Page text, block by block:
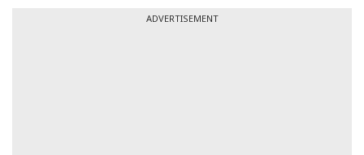
ADVERTISEMENT